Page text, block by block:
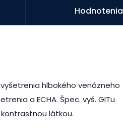
Hodnotenia
hlbokého venózneho
a ECHA. Špec. vyš. GITu
látkou.